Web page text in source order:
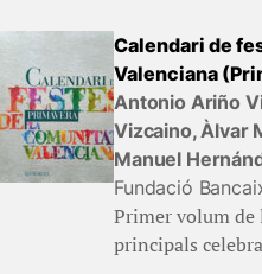
Calendari de
Valenciana
Antonio Ariño
Vizcaino, Àlvar
Manuel
Fundació
Primer volum de
principals